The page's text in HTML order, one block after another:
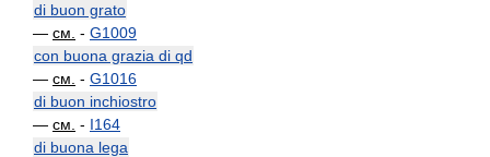
di buon grato
— см. - G1009
con buona grazia di qd
— см. - G1016
di buon inchiostro
— см. - I164
di buona lega